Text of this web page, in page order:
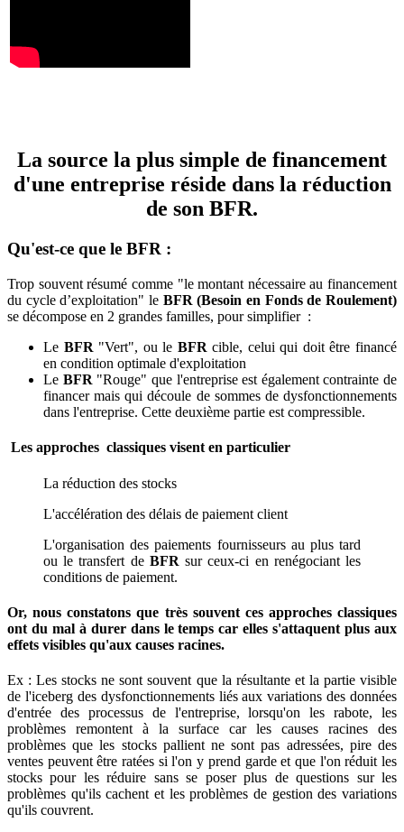
La source la plus simple de financement
d'une entreprise réside dans la réduction
de son BFR.
Qu'est-ce que le BFR :
Trop souvent résumé comme "le montant nécessaire au financement
du cycle d’exploitation" le BFR (Besoin en Fonds de Roulement)
se décompose en 2 grandes familles, pour simplifier :
Le BFR "Vert", ou le BFR cible, celui qui doit être financé
en condition optimale d'exploitation
Le BFR "Rouge" que l'entreprise est également contrainte de
financer mais qui découle de sommes de dysfonctionnements
dans l'entreprise. Cette deuxième partie est compressible.
Les approches classiques visent en particulier
La réduction des stocks
L'accélération des délais de paiement client
L'organisation des paiements fournisseurs au plus tard
ou le transfert de BFR sur ceux-ci en renégociant les
conditions de paiement.
Or, nous constatons que très souvent ces approches classiques
ont du mal à durer dans le temps car elles s'attaquent plus aux
effets visibles qu'aux causes racines.
Ex : Les stocks ne sont souvent que la résultante et la partie visible
de l'iceberg des dysfonctionnements liés aux variations des données
d'entrée des processus de l'entreprise, lorsqu'on les rabote, les
problèmes remontent à la surface car les causes racines des
problèmes que les stocks pallient ne sont pas adressées, pire des
ventes peuvent être ratées si l'on y prend garde et que l'on réduit les
stocks pour les réduire sans se poser plus de questions sur les
problèmes qu'ils cachent et les problèmes de gestion des variations
qu'ils couvrent.